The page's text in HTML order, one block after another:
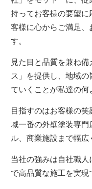
持ってお客様の要望
客様に心からご満足、
す。
見た目と品質を兼ね
ス」を提供し、地域
ていくことが私達の何
目指すのはお客様の
域一番の外壁塗装専
ル、商業施設まで幅広
当社の強みは自社職
で高品質な施工を実現